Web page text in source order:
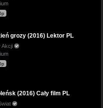
grozy (2016) Lektor PL
Akcji
(2016) Cały film PL